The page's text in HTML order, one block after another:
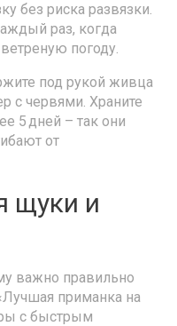
без риска развязки.
раз, когда
погоду.
под рукой живца
с червями. Храните
5 дней – так они
от
щуки и
важно правильно
приманка на
с быстрым